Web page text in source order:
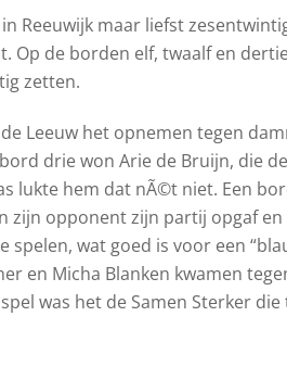
Reeuwijk maar liefst
Op de borden elf, twaalf en
zetten.
Leeuw het opnemen tegen
drie won Arie de Bruijn, die
lukte hem dat nÃ©t niet. Een
zijn opponent zijn partij opgaf
wat goed is voor een
en Micha Blanken kwamen
was het de Samen Sterker